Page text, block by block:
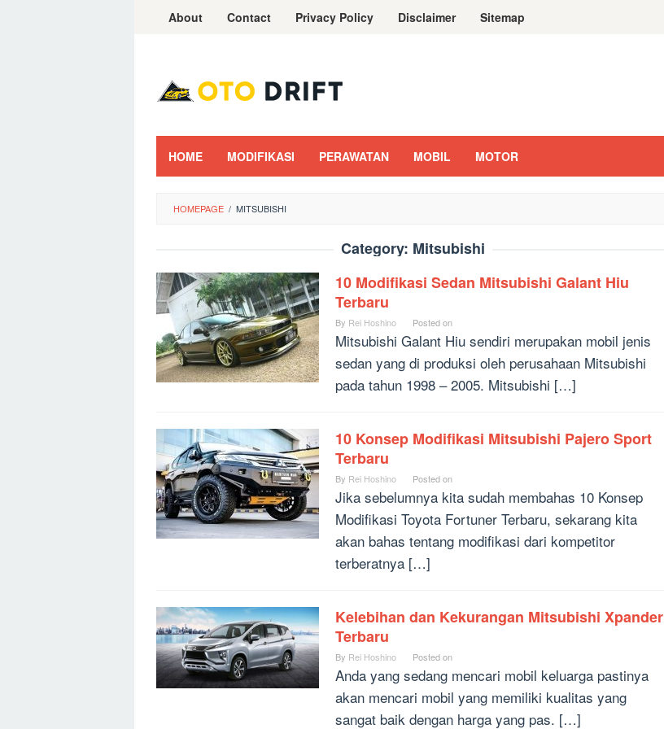
About Contact Privacy Policy Disclaimer Sitemap
HOME MODIFIKASI PERAWATAN MOBIL MOTOR
HOMEPAGE / MITSUBISHI
Category: Mitsubishi
10 Modifikasi Sedan Mitsubishi Galant Hiu
Terbaru
By Rei Hoshino Posted on
Mitsubishi Galant Hiu sendiri merupakan mobil jenis
sedan yang di produksi oleh perusahaan Mitsubishi
pada tahun 1998 – 2005. Mitsubishi […]
10 Konsep Modifikasi Mitsubishi Pajero Sport
Terbaru
By Rei Hoshino Posted on
Jika sebelumnya kita sudah membahas 10 Konsep
Modifikasi Toyota Fortuner Terbaru, sekarang kita
akan bahas tentang modifikasi dari kompetitor
terberatnya […]
Kelebihan dan Kekurangan Mitsubishi Xpander
Terbaru
By Rei Hoshino Posted on
Anda yang sedang mencari mobil keluarga pastinya
akan mencari mobil yang memiliki kualitas yang
sangat baik dengan harga yang pas. […]